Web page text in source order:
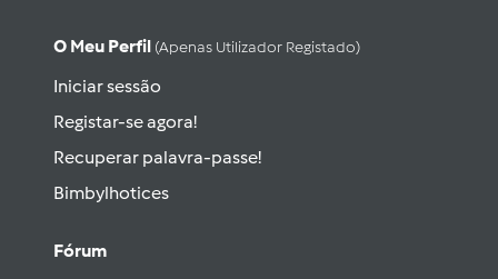
O Meu Perfil (apenas Utilizador Registado)
Iniciar sessão
Registar-se agora!
Recuperar palavra-passe!
Bimbylhotices
Fórum